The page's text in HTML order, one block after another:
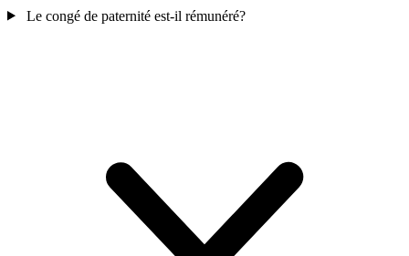
Le congé de paternité est-il rémunéré?